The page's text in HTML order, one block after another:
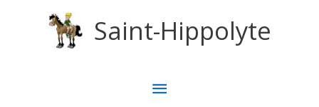
Saint-Hippolyte
MENU